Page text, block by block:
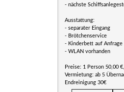
- nächste
Ausstattung:
- separater Eingang
- Brötchenservice
- Kinderbett auf Anfrage
- WLAN vorhanden
Preise: 1 Person 50,00
Vermietung: ab 5
Endreinigung 30€